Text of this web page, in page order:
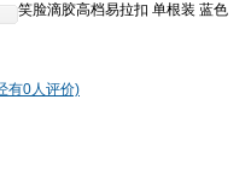
笑脸滴胶高档易拉扣 单根装 蓝色
有0人评价)